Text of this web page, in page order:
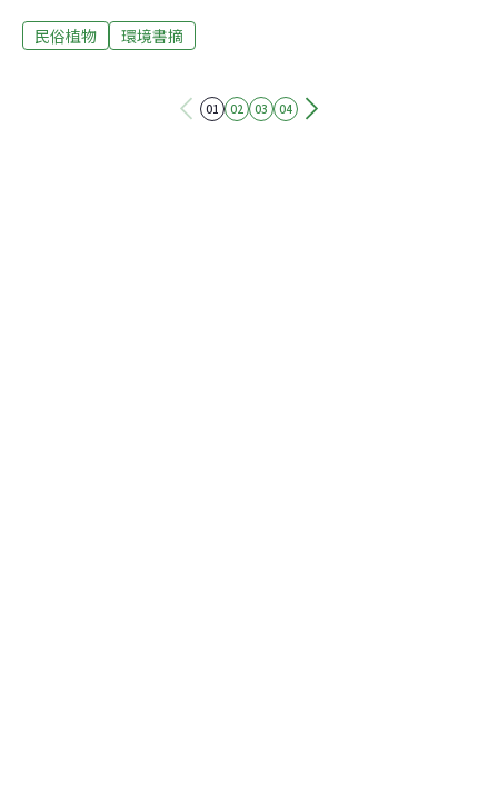
羅、日本、琉球、大食等地。楊貴妃喜歡吃的荔枝都是勞
多。塵土已殘香粉豔，荔枝猶到馬嵬坡。」逃難其間，荔
民俗植物 環境書摘
01 02 03 04